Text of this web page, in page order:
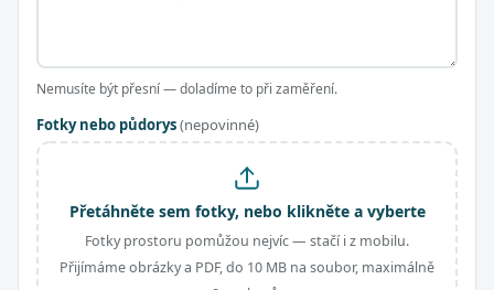
Nemusíte být přesní — doladíme to při zaměření.
Fotky nebo půdorys(nepovinné)
Přetáhněte sem fotky, nebo klikněte a vyberte
Fotky prostoru pomůžou nejvíc — stačí i z mobilu.
Přijímáme obrázky a PDF, do 10 MB na soubor, maximálně